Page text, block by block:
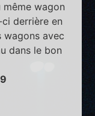
wagon
derrière en
wagons avec
dans le bon